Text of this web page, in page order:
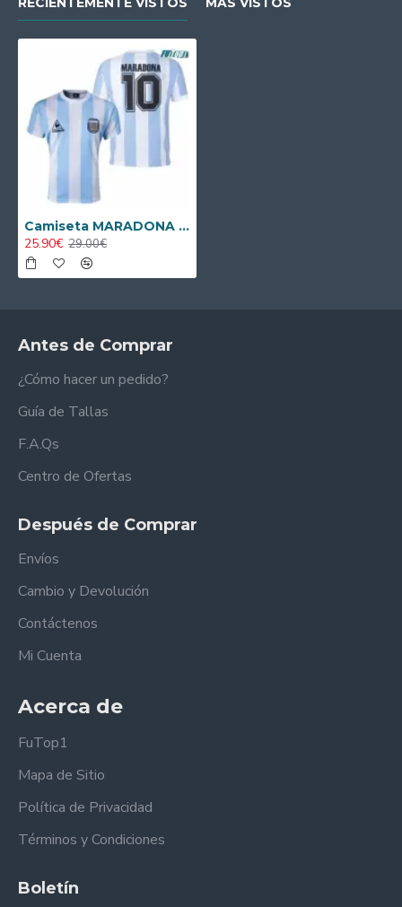
Camiseta MARADONA 10 Replica Argentina Local 1986 Retro
25.90€ 29.00€
Antes de Comprar
¿Cómo hacer un pedido?
Guía de Tallas
F.A.Qs
Centro de Ofertas
Después de Comprar
Envíos
Cambio y Devolución
Contáctenos
Mi Cuenta
Acerca de
FuTop1
Mapa de Sitio
Política de Privacidad
Términos y Condiciones
Boletín